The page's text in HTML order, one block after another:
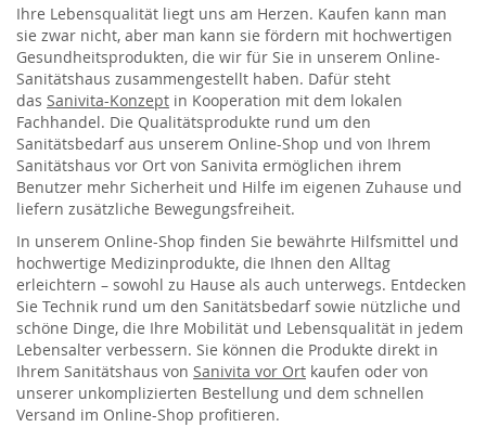
e
s
l
e
t
t
e
r
a
n
Ihre Lebensqualität liegt uns am Herzen. Kaufen kann man
sie zwar nicht, aber man kann sie fördern mit hochwertigen
Gesundheitsprodukten, die wir für Sie in unserem Online-
Sanitätshaus zusammengestellt haben. Dafür steht
das Sanivita-Konzept in Kooperation mit dem lokalen
Fachhandel. Die Qualitätsprodukte rund um den
Sanitätsbedarf aus unserem Online-Shop und von Ihrem
Sanitätshaus vor Ort von Sanivita ermöglichen ihrem
Benutzer mehr Sicherheit und Hilfe im eigenen Zuhause und
liefern zusätzliche Bewegungsfreiheit.
In unserem Online-Shop finden Sie bewährte Hilfsmittel und
hochwertige Medizinprodukte, die Ihnen den Alltag
erleichtern – sowohl zu Hause als auch unterwegs. Entdecken
Sie Technik rund um den Sanitätsbedarf sowie nützliche und
schöne Dinge, die Ihre Mobilität und Lebensqualität in jedem
Lebensalter verbessern. Sie können die Produkte direkt in
Ihrem Sanitätshaus von Sanivita vor Ort kaufen oder von
unserer unkomplizierten Bestellung und dem schnellen
Versand im Online-Shop profitieren.